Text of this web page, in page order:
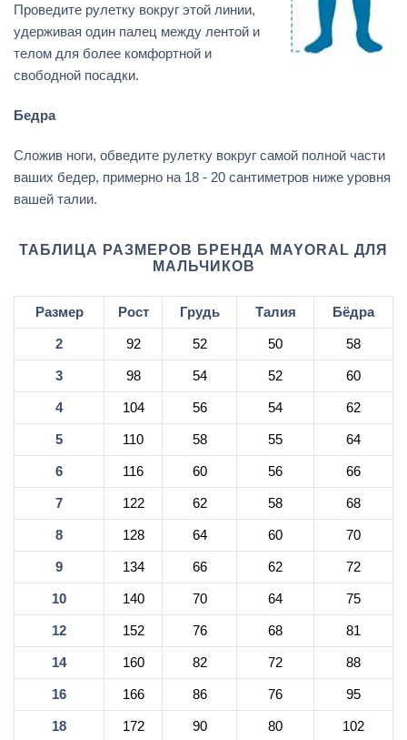
Проведите рулетку вокруг этой линии,
удерживая один палец между лентой и
телом для более комфортной и
свободной посадки.
Бедра
Сложив ноги, обведите рулетку вокруг самой полной части
ваших бедер, примерно на 18 - 20 сантиметров ниже уровня
вашей талии.
ТАБЛИЦА РАЗМЕРОВ БРЕНДА MAYORAL ДЛЯ
МАЛЬЧИКОВ
Размер Рост Грудь Талия Бёдра
2 92 52 50 58
3 98 54 52 60
4 104 56 54 62
5 110 58 55 64
6 116 60 56 66
7 122 62 58 68
8 128 64 60 70
9 134 66 62 72
10 140 70 64 75
12 152 76 68 81
14 160 82 72 88
16 166 86 76 95
18 172 90 80 102